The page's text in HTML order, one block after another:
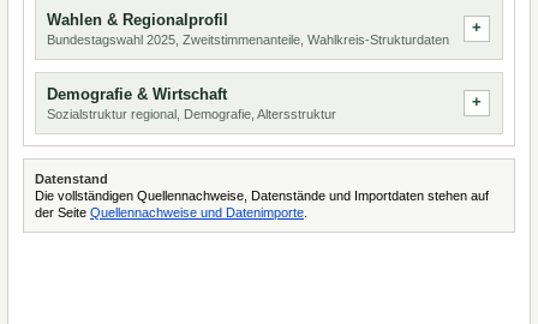
Wahlen & Regionalprofil
Bundestagswahl 2025, Zweitstimmenanteile, Wahlkreis-Strukturdaten
Demografie & Wirtschaft
Sozialstruktur regional, Demografie, Altersstruktur
Datenstand
Die vollständigen Quellennachweise, Datenstände und Importdaten stehen auf
der Seite Quellennachweise und Datenimporte